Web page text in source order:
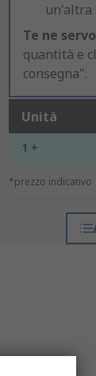
un'altra
Te ne
quantità e
consegna".
Unità
1 +
*prezzo indicativo